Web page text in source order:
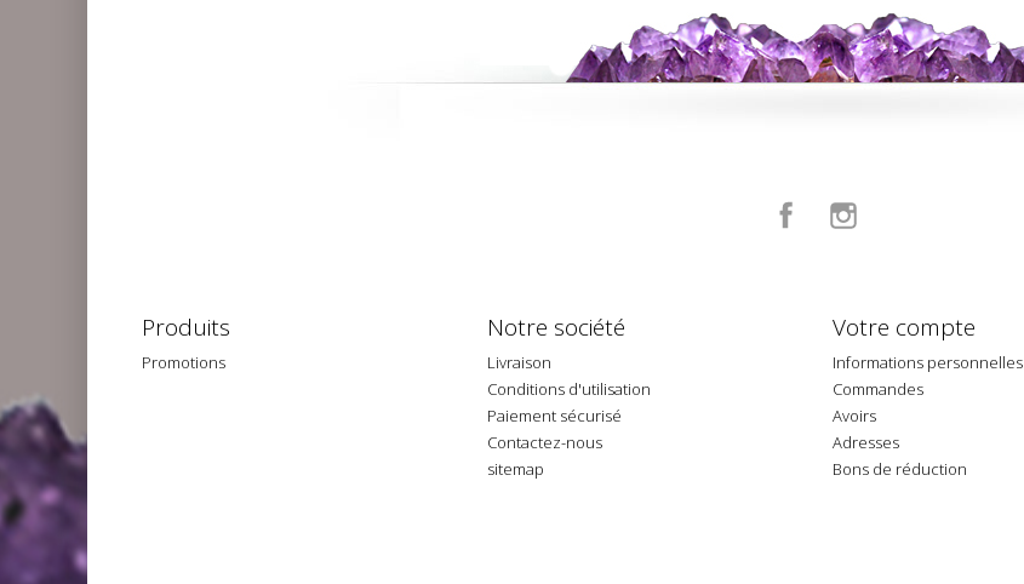
Facebook
Produits
Promotions
Notre société
Livraison
Conditions d'utilisation
Paiement sécurisé
Contactez-nous
sitemap
Votre compte
Informations personnelles
Commandes
Avoirs
Adresses
Bons de réduction